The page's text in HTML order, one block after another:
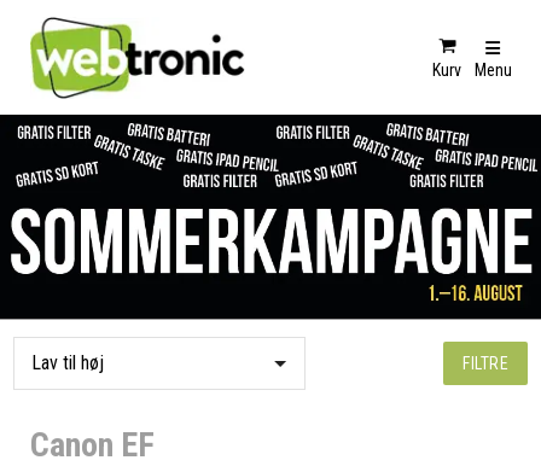
Kurv Menu
FILTRE
Canon EF